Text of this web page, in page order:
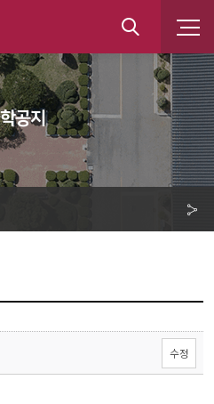
통
공지
수정